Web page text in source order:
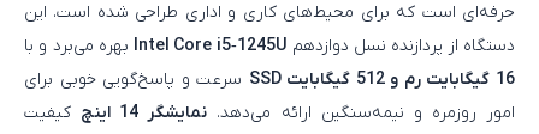
حرفه‌ای است که برای محیط‌های کاری و اداری طراحی شده است. این
دستگاه از پردازنده نسل دوازدهم Intel Core i5‑1245U بهره می‌برد و با
16 گیگابایت رم و 512 گیگابایت SSD
سرعت و پاسخ‌گویی خوبی برای
امور روزمره و نیمه‌سنگین ارائه می‌دهد. نمایشگر 14 اینچ
کیفیت